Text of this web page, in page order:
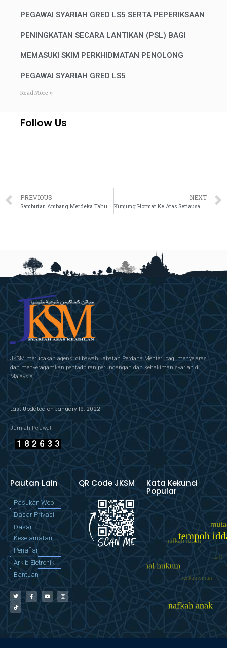
PEGAWAI SYARIAH GRED LS5 SERTA PEPERIKSAAN
PENINGKATAN SECARA LANTIKAN (PSL) BAGI
MEMASUKI SKIM PERKHIDMATAN PENOLONG
PEGAWAI SYARIAH GRED LS5
Read More »
Follow Us
PREVIOUS
Sambutan Ambang Merdeka Tahun 2021 Jabatan Kehakiman Syariah Malaysia
NEXT
Kunjung Hormat Ke Atas Setiausaha Persekutuan Sabah
JKSM merupakan agensi di bawah Jabatan Perdana Menteri bagi menyelaras
dan menyeragamkan pentadbiran perundangan dan kehakiman syariah di
Malaysia.
Last Updated on January 19, 2022
Jumlah Pelawat
Pautan Lain
Pasukan Web
Dasar Privasi
Dasar
Keselamatan
Penafian
Arkib Eletronik
Bantuan
QR Code JKSM Kata Kekunci
Popular